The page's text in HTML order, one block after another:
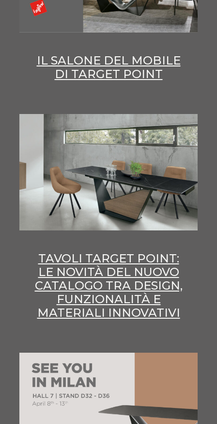
IL SALONE DEL MOBILE
DI TARGET POINT
TAVOLI TARGET POINT:
LE NOVITÀ DEL NUOVO
CATALOGO TRA DESIGN,
FUNZIONALITÀ E
MATERIALI INNOVATIVI